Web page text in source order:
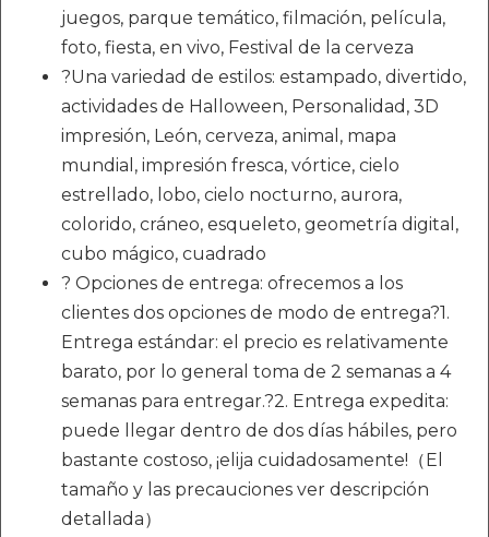
juegos, parque temático, filmación, película,
foto, fiesta, en vivo, Festival de la cerveza
?Una variedad de estilos: estampado, divertido,
actividades de Halloween, Personalidad, 3D
impresión, León, cerveza, animal, mapa
mundial, impresión fresca, vórtice, cielo
estrellado, lobo, cielo nocturno, aurora,
colorido, cráneo, esqueleto, geometría digital,
cubo mágico, cuadrado
? Opciones de entrega: ofrecemos a los
clientes dos opciones de modo de entrega?1.
Entrega estándar: el precio es relativamente
barato, por lo general toma de 2 semanas a 4
semanas para entregar.?2. Entrega expedita:
puede llegar dentro de dos días hábiles, pero
bastante costoso, ¡elija cuidadosamente!（El
tamaño y las precauciones ver descripción
detallada）